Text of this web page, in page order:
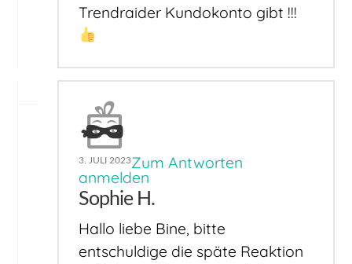
Trendraider Kundokonto gibt !!!
3. JULI 2023Zum Antworten
anmelden
Sophie H.
Hallo liebe Bine, bitte
entschuldige die späte Reaktion